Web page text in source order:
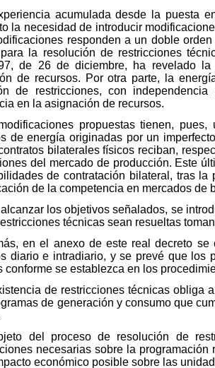
acumulada desde la puesta
la necesidad de introducir
responden a un doble
la resolución de restricciones
de 26 de diciembre, ha revelado
de recursos. Por otra parte, la
de restricciones, con
en la asignación de recursos.
propuestas tienen,
de energía originadas por un
bilaterales físicos reciban,
del mercado de producción. Este
de contratación bilateral, tras
de la competencia en mercados de
los objetivos señalados, se
técnicas sean resueltas
en el anexo de este real decreto
diario e intradiario, y se prevé que los
conforme se establezca en los
de restricciones técnicas obliga
de generación y consumo que
del proceso de resolución de
necesarias sobre la
económico posible sobre las